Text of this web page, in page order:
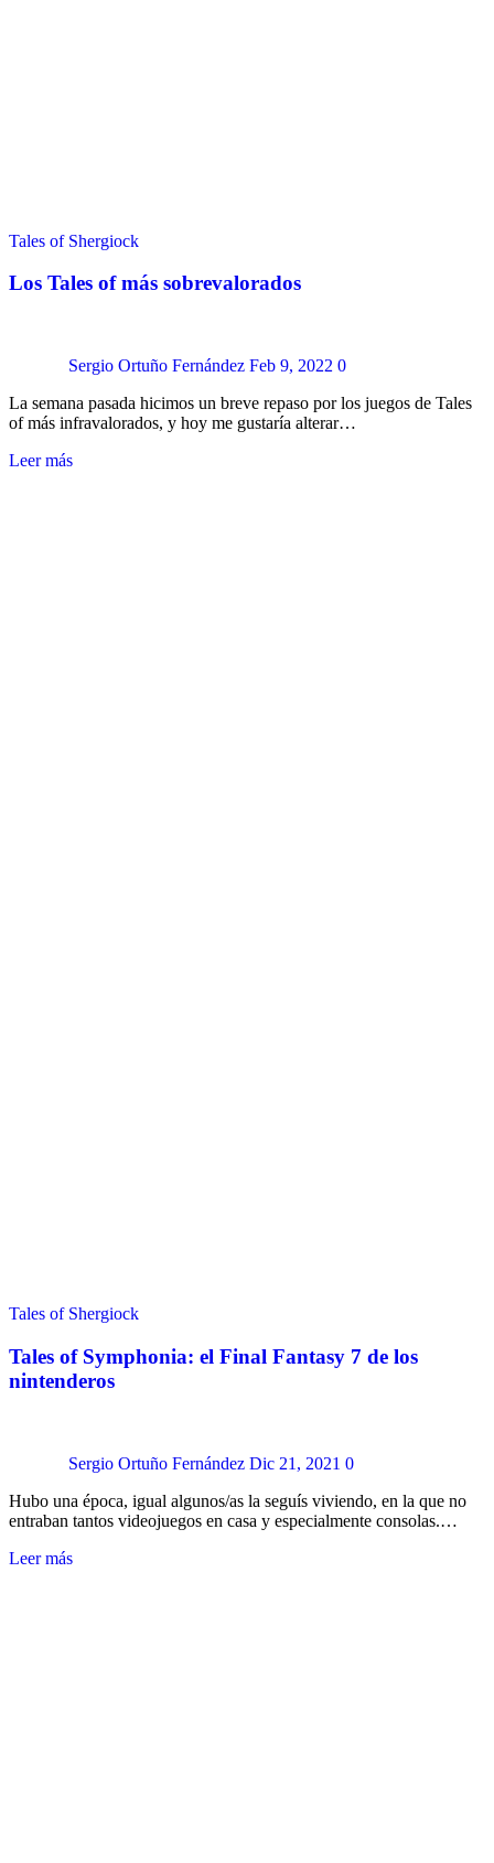
Tales of Shergiock
Los Tales of más sobrevalorados
Sergio Ortuño Fernández Feb 9, 2022 0
La semana pasada hicimos un breve repaso por los juegos de Tales
of más infravalorados, y hoy me gustaría alterar…
Leer más
Tales of Shergiock
Tales of Symphonia: el Final Fantasy 7 de los
nintenderos
Sergio Ortuño Fernández Dic 21, 2021 0
Hubo una época, igual algunos/as la seguís viviendo, en la que no
entraban tantos videojuegos en casa y especialmente consolas.…
Leer más